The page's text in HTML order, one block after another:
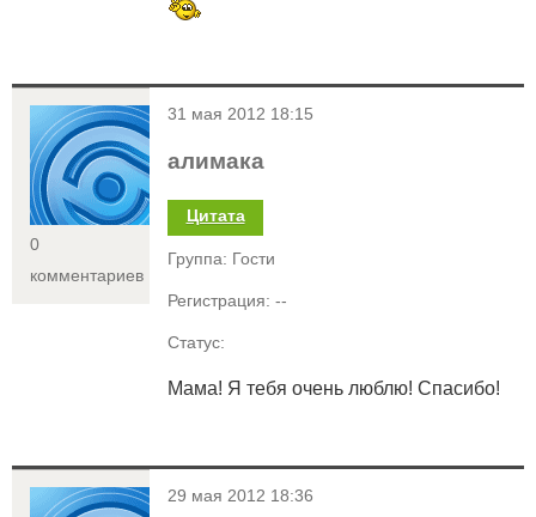
<
0
комментариев
31 мая 2012 18:15
алимака
Цитата
Группа: Гости
Регистрация: --
Статус:
Мама! Я тебя очень люблю! Спасибо!
< 29 мая 2012 18:36